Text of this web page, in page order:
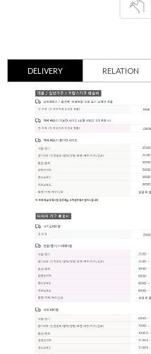
DELIVERY RELATION